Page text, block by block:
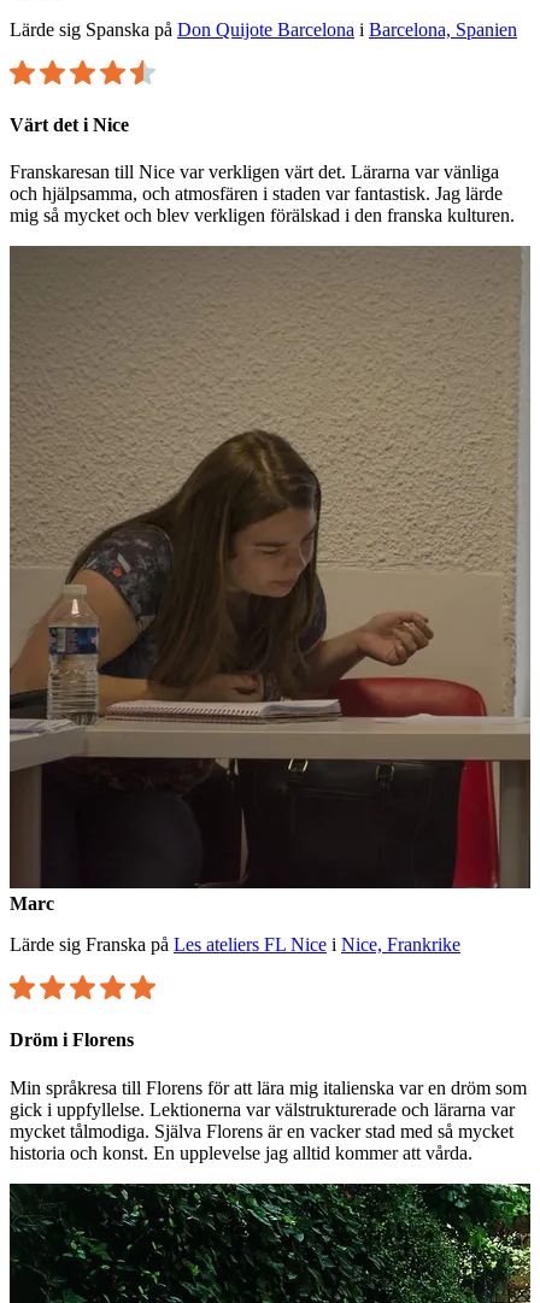
Lärde sig Spanska på Don Quijote Barcelona i Barcelona, Spanien
Värt det i Nice
Franskaresan till Nice var verkligen värt det. Lärarna var vänliga
och hjälpsamma, och atmosfären i staden var fantastisk. Jag lärde
mig så mycket och blev verkligen förälskad i den franska kulturen.
Marc
Lärde sig Franska på Les ateliers FL Nice i Nice, Frankrike
Dröm i Florens
Min språkresa till Florens för att lära mig italienska var en dröm som
gick i uppfyllelse. Lektionerna var välstrukturerade och lärarna var
mycket tålmodiga. Själva Florens är en vacker stad med så mycket
historia och konst. En upplevelse jag alltid kommer att vårda.